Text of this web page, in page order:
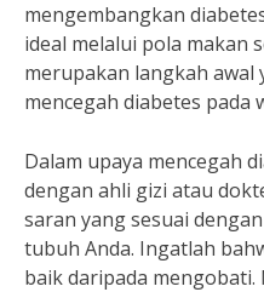
mengembangkan
ideal melalui pola makan
merupakan langkah awal
mencegah diabetes pada
Dalam upaya mencegah
dengan ahli gizi atau
saran yang sesuai
tubuh Anda. Ingatlah
baik daripada